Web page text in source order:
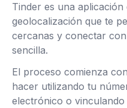
Tinder es una aplicación
geolocalización que te
cercanas y conectar
sencilla.
El proceso comienza
hacer utilizando tu
electrónico o